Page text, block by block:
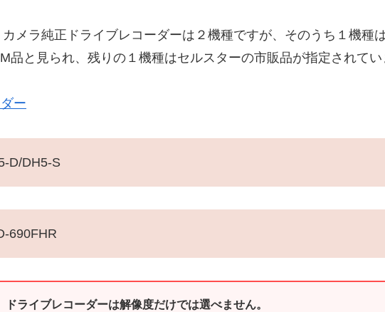
メラ純正ドライブレコーダーは２機種ですが、そのうち１機種
品と見られ、残りの１機種はセルスターの市販品が指定されてい
ー
D/DH5-S
690FHR
ドライブレコーダーは解像度だけでは選べません。